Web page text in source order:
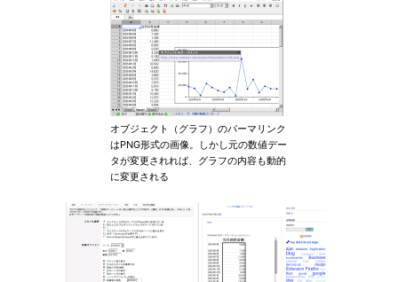
オブジェクト（グラフ）のパーマリンク
はPNG形式の画像。しかし元の数値デー
タが変更されれば、グラフの内容も動的
に変更される